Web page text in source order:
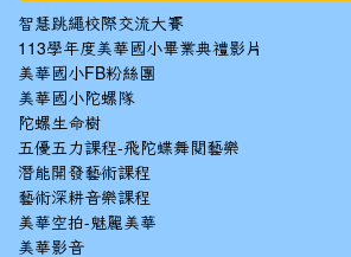
智慧跳繩校際交流大賽
113學年度美華國小畢業典禮影片
美華國小FB粉絲團
美華國小陀螺隊
陀螺生命樹
五優五力課程-飛陀蝶舞閱藝樂
潛能開發藝術課程
藝術深耕音樂課程
美華空拍-魅麗美華
美華影音